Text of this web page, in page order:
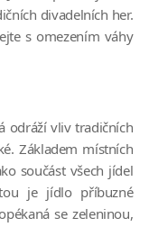
divadelních her.
s omezením váhy
odráží vliv tradičních
Základem místních
součást všech jídel
je jídlo příbuzné
se zeleninou,